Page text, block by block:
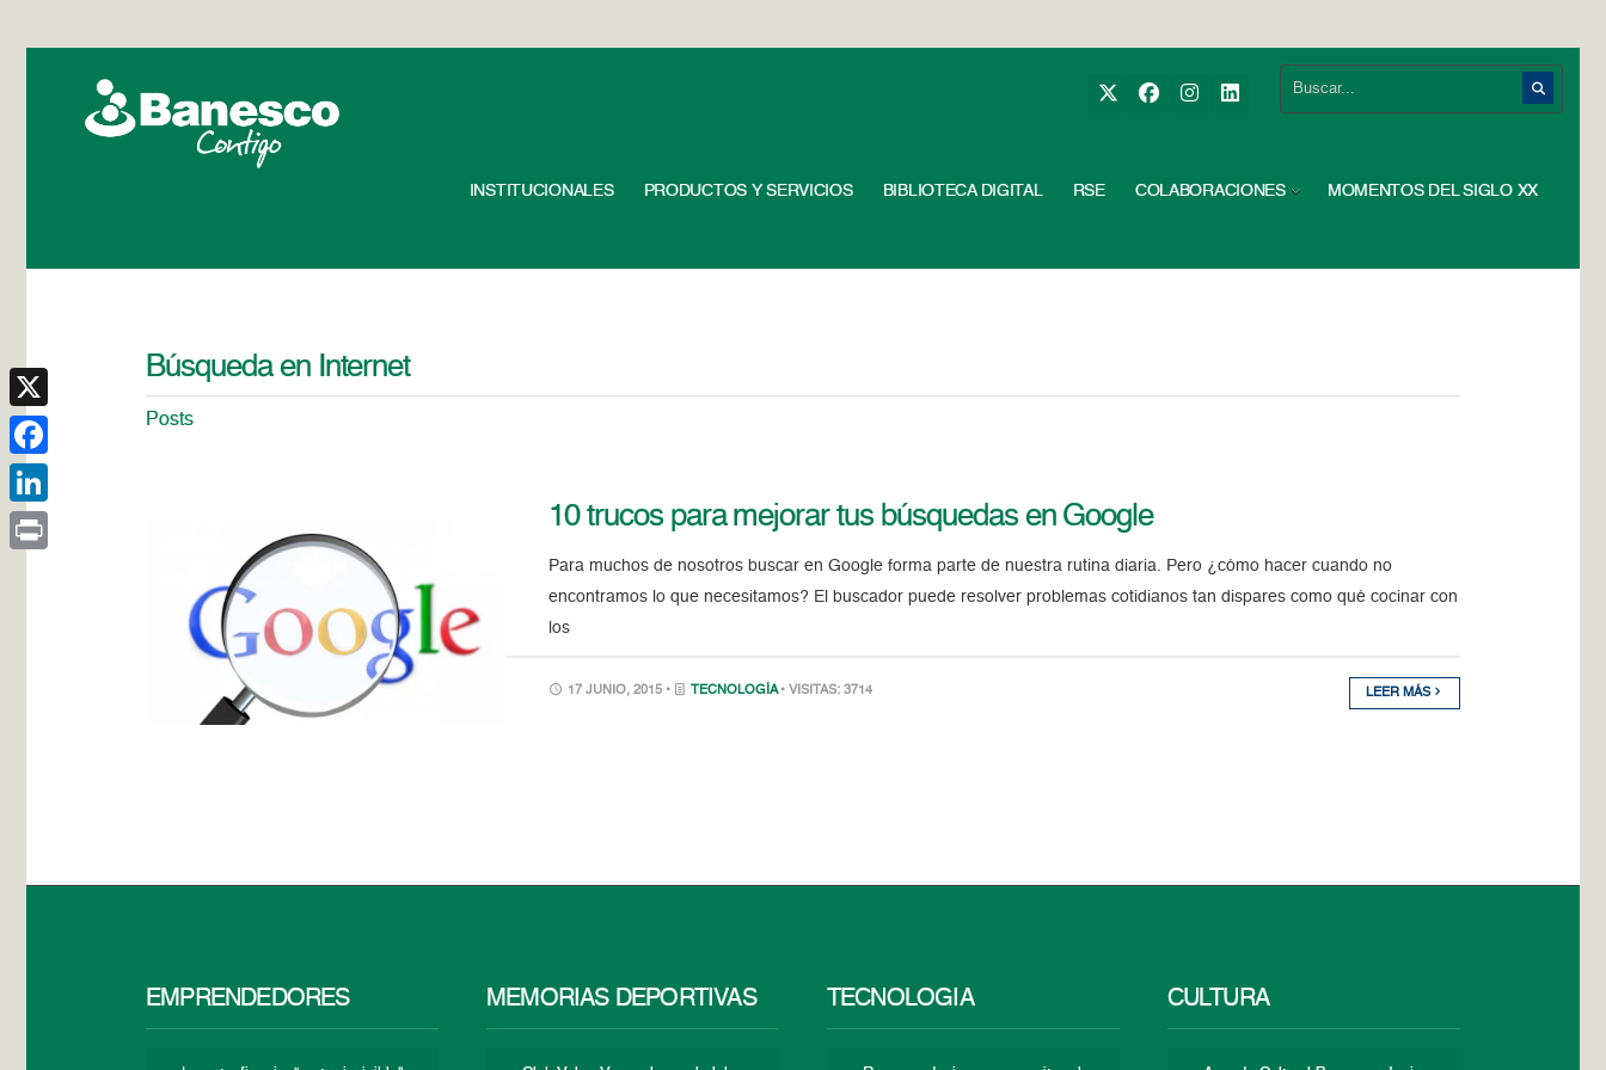
INSTITUCIONALES PRODUCTOS Y SERVICIOS BIBLIOTECA DIGITAL RSE COLABORACIONES MOMENTOS DEL SIGLO XX
Búsqueda en Internet
Posts
10 trucos para mejorar tus búsquedas en Google
Para muchos de nosotros buscar en Google forma parte de nuestra rutina diaria. Pero ¿cómo hacer cuando no
encontramos lo que necesitamos? El buscador puede resolver problemas cotidianos tan dispares como qué cocinar con
los
17 JUNIO, 2015 • TECNOLOGÍA • VISITAS: 3714 LEER MÁS
EMPRENDEDORES MEMORIAS DEPORTIVAS TECNOLOGÍA CULTURA
X
Facebook
LinkedIn